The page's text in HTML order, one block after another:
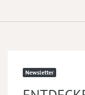
Newsletter